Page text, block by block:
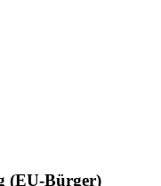
(EU-Bürger)